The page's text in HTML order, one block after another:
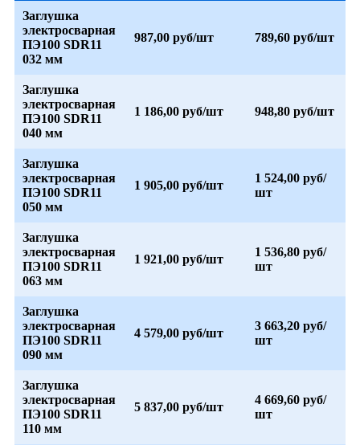
Заглушка
электросварная
ПЭ100 SDR11
032 мм
987,00 руб/шт 789,60 руб/шт
Заглушка
электросварная
ПЭ100 SDR11
040 мм
1 186,00 руб/шт 948,80 руб/шт
Заглушка
электросварная
ПЭ100 SDR11
050 мм
1 905,00 руб/шт
1 524,00 руб/
шт
Заглушка
электросварная
ПЭ100 SDR11
063 мм
1 921,00 руб/шт
1 536,80 руб/
шт
Заглушка
электросварная
ПЭ100 SDR11
090 мм
4 579,00 руб/шт
3 663,20 руб/
шт
Заглушка
электросварная
ПЭ100 SDR11
110 мм
5 837,00 руб/шт
4 669,60 руб/
шт